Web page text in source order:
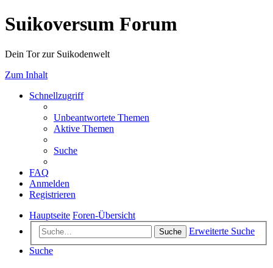
Suikoversum Forum
Dein Tor zur Suikodenwelt
Zum Inhalt
Schnellzugriff
Unbeantwortete Themen
Aktive Themen
Suche
FAQ
Anmelden
Registrieren
Hauptseite Foren-Übersicht
Suche
Erweiterte Suche
Suche